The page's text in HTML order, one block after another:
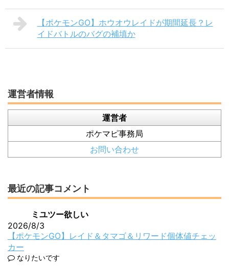
【ポケモンGO】ホウオウレイドが期間延長？レ
イドバトルのバグの補填か
運営者情報
運営者
ポケマピ事務局
お問い合わせ
最近の記事コメント
ミユツー欲しい
2026/8/3
【ポケモンGO】レイド＆タマゴ＆リワード個体値チェッ
カー
なりたいです